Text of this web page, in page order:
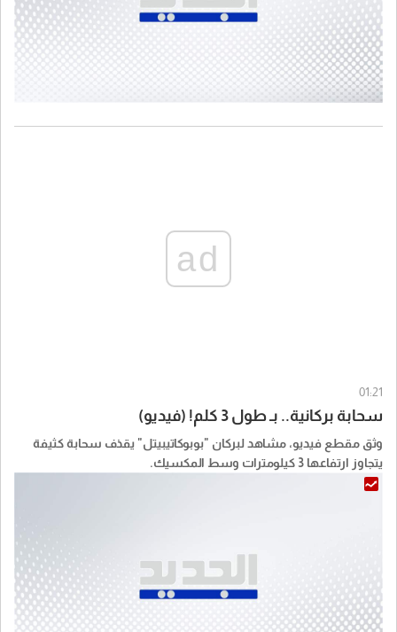
ad
01:21
سحابة بركانية.. بـ طول 3 كلم! (فيديو)
وثق مقطع فيديو، مشاهد لبركان "بوبوكاتيبيتل" يقذف سحابة كثيفة
يتجاوز ارتفاعها 3 كيلومترات وسط المكسيك.